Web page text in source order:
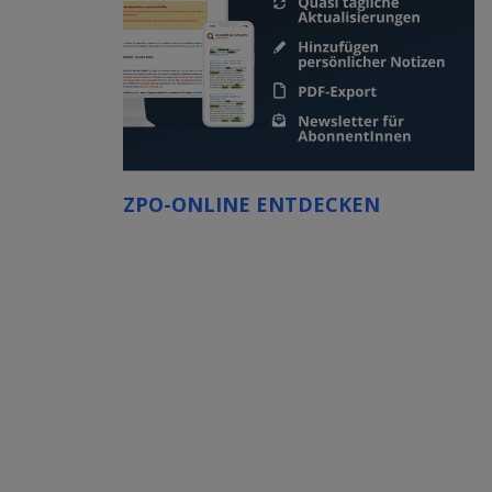
ZPO-ONLINE ENTDECKEN